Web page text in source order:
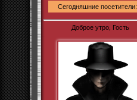
Сегодняшние посетители:
Доброе утро, Гость